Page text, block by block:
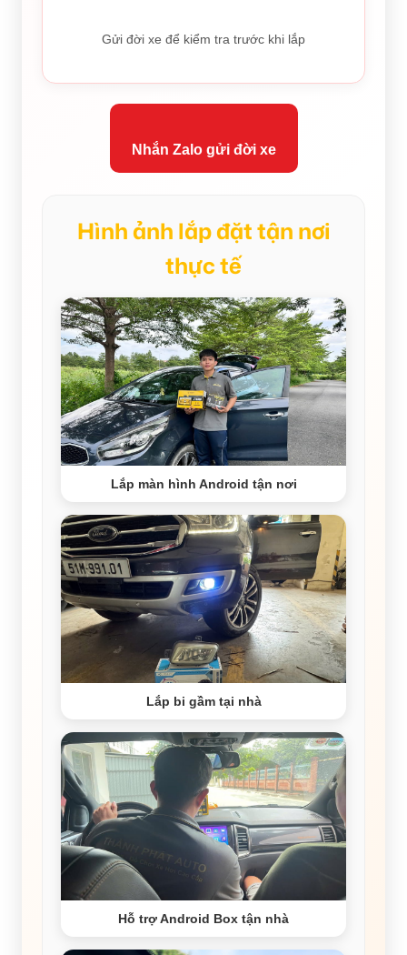
Gửi đời xe để kiểm tra trước khi lắp
Nhắn Zalo gửi đời xe
Hình ảnh lắp đặt tận nơi
thực tế
Lắp màn hình Android tận nơi
Lắp bi gầm tại nhà
Hỗ trợ Android Box tận nhà